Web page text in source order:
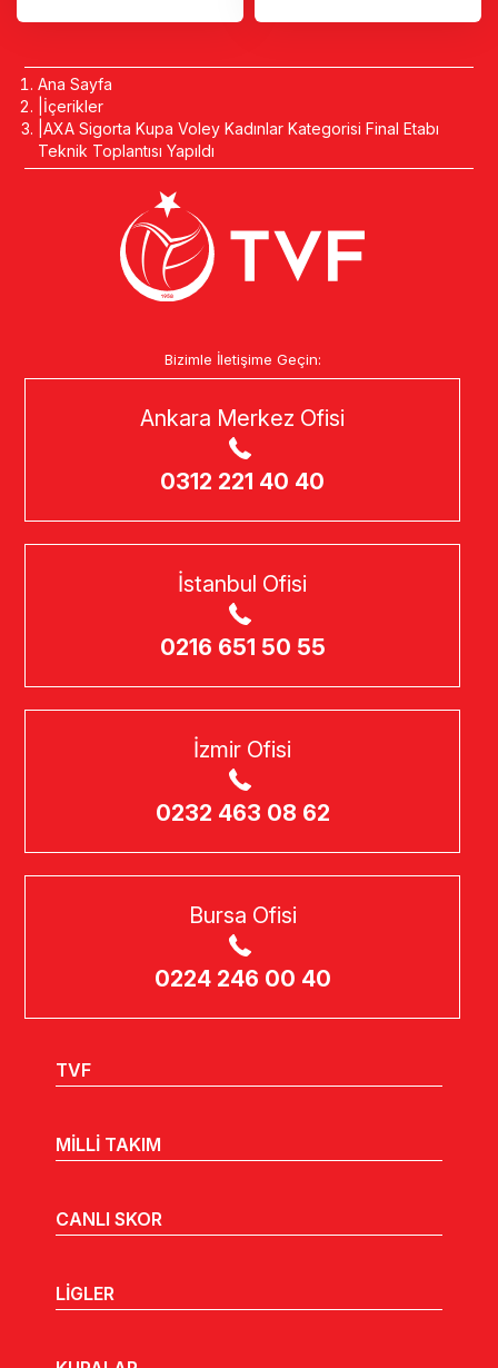
Ana Sayfa
İçerikler
AXA Sigorta Kupa Voley Kadınlar Kategorisi Final Etabı
Teknik Toplantısı Yapıldı
Bizimle İletişime Geçin:
Ankara Merkez Ofisi
0312 221 40 40
İstanbul Ofisi
0216 651 50 55
İzmir Ofisi
0232 463 08 62
Bursa Ofisi
0224 246 00 40
TVF
MİLLİ TAKIM
CANLI SKOR
LİGLER